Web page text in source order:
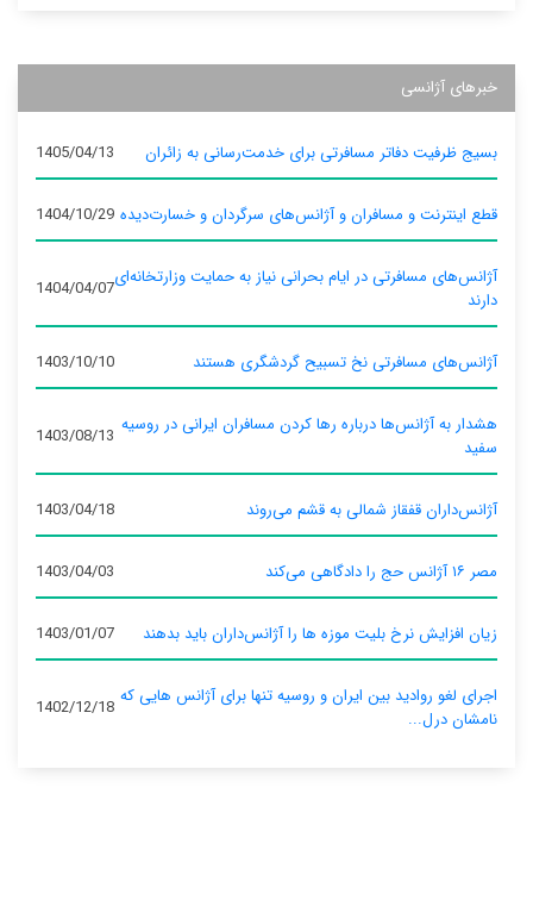
خبرهای آژانسی
بسیج ظرفیت دفاتر مسافرتی برای خدمت‌رسانی به زائران 1405/04/13
قطع اینترنت و مسافران و آژانس‌های سرگردان و خسارت‌دیده 1404/10/29
آژانس‌های مسافرتی در ایام بحرانی نیاز به حمایت وزارتخانه‌ای
دارند
1404/04/07
آژانس‌های مسافرتی نخ تسبیح گردشگری هستند 1403/10/10
هشدار به آژانس‌ها درباره رها کردن مسافران ایرانی در روسیه
سفید
1403/08/13
آژانس‌داران قفقاز شمالی به قشم می‌روند 1403/04/18
مصر ۱۶ آژانس حج را دادگاهی می‌کند 1403/04/03
زیان افزایش نرخ بلیت موزه ها را آژانس‌داران باید بدهند 1403/01/07
اجرای لغو روادید بین ایران و روسیه تنها برای آژانس‌ هایی که
نامشان درل...
1402/12/18